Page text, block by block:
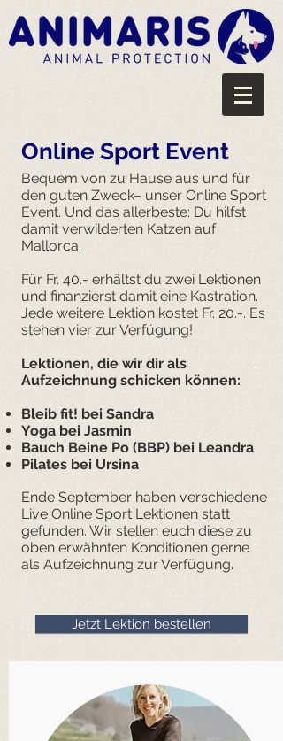
Online Sport Event
Bequem von zu Hause aus und für
den guten Zweck– unser Online Sport
Event. Und das allerbeste: Du hilfst
damit verwilderten Katzen auf
Mallorca.
Für Fr. 40.- erhältst du zwei Lektionen
und finanzierst damit eine Kastration.
Jede weitere Lektion kostet Fr. 20.-. Es
stehen vier zur Verfügung!
Lektionen, die wir dir als
Aufzeichnung schicken können:
Bleib fit! bei Sandra
Yoga bei Jasmin
Bauch Beine Po (BBP) bei Leandra
Pilates bei Ursina
Ende September haben verschiedene
Live Online Sport Lektionen statt
gefunden. Wir stellen euch diese zu
oben erwähnten Konditionen gerne
als Aufzeichnung zur Verfügung.
Jetzt Lektion bestellen